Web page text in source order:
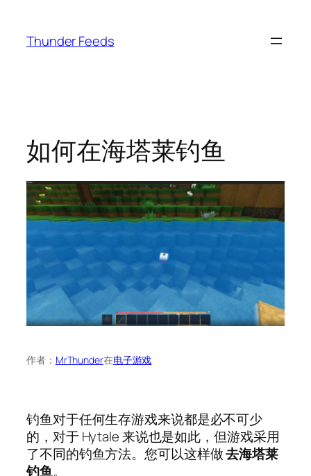
Thunder Feeds
如何在海塔莱钓鱼
作者： MrThunder在电子游戏
钓鱼对于任何生存游戏来说都是必不可少
的，对于 Hytale 来说也是如此，但游戏采用
了不同的钓鱼方法。您可以这样做去海塔莱
钓鱼。